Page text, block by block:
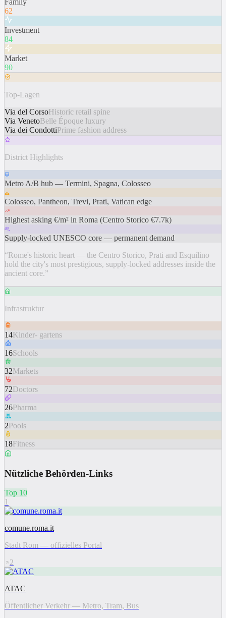
Family
62
Investment
84
Market
90
Top-Lagen
Via del CorsoHistoric retail spine
Via VenetoBelle Époque luxury
Via dei CondottiPrime fashion address
District Highlights
Metro A/B hub — Termini, Spagna, Colosseo
Colosseo, Pantheon, Trevi, Prati, Vatican edge
Highest asking €/m² in Roma (Centro Storico €7.7k)
Supply-locked UNESCO core — permanent demand
“Rome's historic heart — the Centro Storico, Prati and Esquilino
hold the city's most prestigious, supply-locked addresses inside the
ancient core.”
Infrastruktur
14Kinder- gartens
16Schools
32Markets
72Doctors
26Pharma
2Pools
18Fitness
Nützliche Behörden-Links
Top 10
1
comune.roma.it
Stadt Rom — offizielles Portal
2
ATAC
Öffentlicher Verkehr — Metro, Tram, Bus